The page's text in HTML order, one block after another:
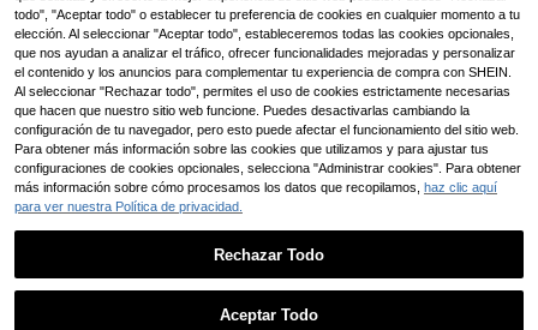
1
todo", "Aceptar todo" o establecer tu preferencia de cookies en cualquier momento a tu
elección. Al seleccionar "Aceptar todo", estableceremos todas las cookies opcionales,
que nos ayudan a analizar el tráfico, ofrecer funcionalidades mejoradas y personalizar
el contenido y los anuncios para complementar tu experiencia de compra con SHEIN.
Al seleccionar "Rechazar todo", permites el uso de cookies estrictamente necesarias
que hacen que nuestro sitio web funcione. Puedes desactivarlas cambiando la
configuración de tu navegador, pero esto puede afectar el funcionamiento del sitio web.
Para obtener más información sobre las cookies que utilizamos y para ajustar tus
configuraciones de cookies opcionales, selecciona "Administrar cookies". Para obtener
más información sobre cómo procesamos los datos que recopilamos, haz clic aquí
para ver nuestra Política de privacidad.
Rechazar Todo
Aceptar Todo